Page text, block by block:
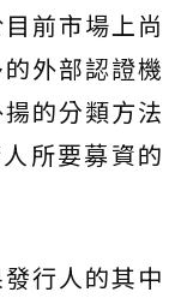
前市場上尚
外部認證機
的分類方法
所要募資的
行人的其中